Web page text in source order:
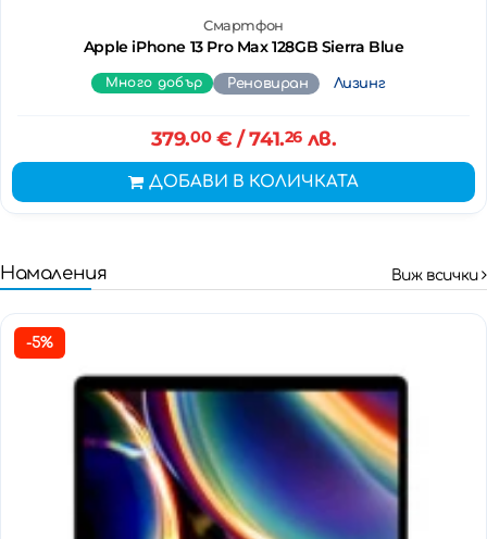
Смартфон
Apple iPhone 13 Pro Max 128GB Sierra Blue
Много добър Реновиран Лизинг
379.00€ / 741.26лв.
ДОБАВИ В КОЛИЧКАТА
Намаления Виж всички
-5%